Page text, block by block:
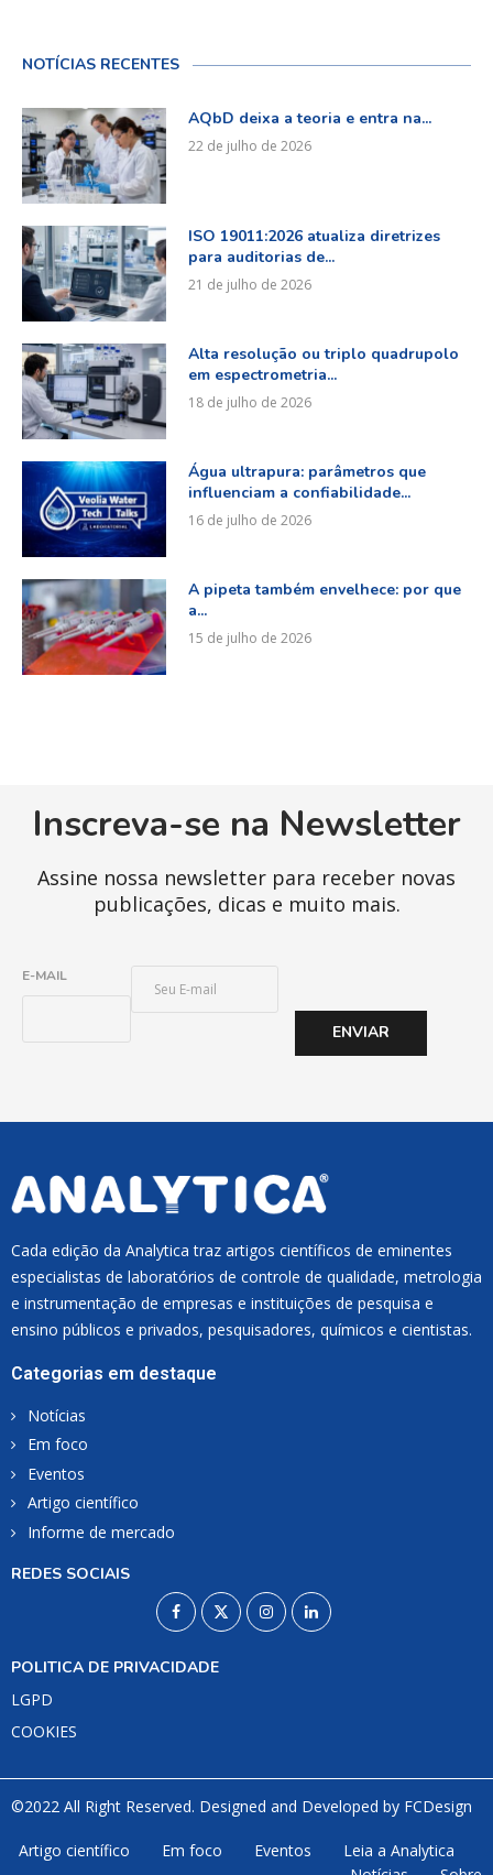
NOTÍCIAS RECENTES
AQbD deixa a teoria e entra na...
22 de julho de 2026
ISO 19011:2026 atualiza diretrizes
para auditorias de...
21 de julho de 2026
Alta resolução ou triplo quadrupolo
em espectrometria...
18 de julho de 2026
Água ultrapura: parâmetros que
influenciam a confiabilidade...
16 de julho de 2026
A pipeta também envelhece: por que
a...
15 de julho de 2026
Inscreva-se na Newsletter
Assine nossa newsletter para receber novas
publicações, dicas e muito mais.
E-MAIL
ENVIAR
Cada edição da Analytica traz artigos científicos de eminentes
especialistas de laboratórios de controle de qualidade, metrologia
e instrumentação de empresas e instituições de pesquisa e
ensino públicos e privados, pesquisadores, químicos e cientistas.
Categorias em destaque
Notícias
Em foco
Eventos
Artigo científico
Informe de mercado
REDES SOCIAIS
POLITICA DE PRIVACIDADE
LGPD
COOKIES
©2022 All Right Reserved. Designed and Developed by FCDesign
Artigo científico Em foco Eventos
Leia a Analytica